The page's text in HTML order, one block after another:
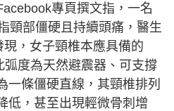
專頁撰文指，一名
頸部僵硬且持續頭痛，醫生
，女子頸椎本應具備的
弧度為天然避震器、可支撐
一條僵硬直線，其頸椎排列
低，甚至出現輕微骨刺增